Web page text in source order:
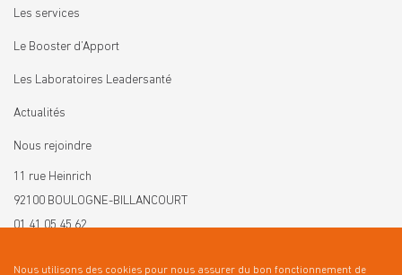
Les services
Le Booster d’Apport
Les Laboratoires Leadersanté
Actualités
Nous rejoindre
11 rue Heinrich
92100 BOULOGNE-BILLANCOURT
01 41 05 45 62
Nous utilisons des cookies pour nous assurer du bon fonctionnement de